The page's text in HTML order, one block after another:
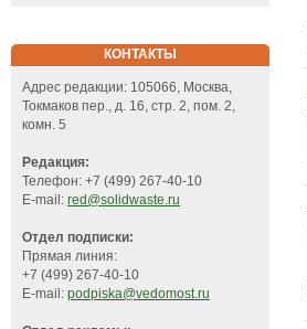
КОНТАКТЫ
Адрес редакции: 105066, Москва,
Токмаков пер., д. 16, стр. 2, пом. 2,
комн. 5
Редакция:
Телефон: +7 (499) 267-40-10
E-mail: red@solidwaste.ru
Отдел подписки:
Прямая линия:
+7 (499) 267-40-10
E-mail: podpiska@vedomost.ru